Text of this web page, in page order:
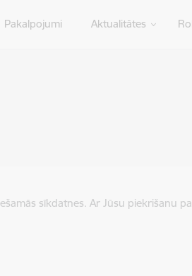
Pakalpojumi Aktualitātes
sīkdatnes. Ar Jūsu piekrišanu